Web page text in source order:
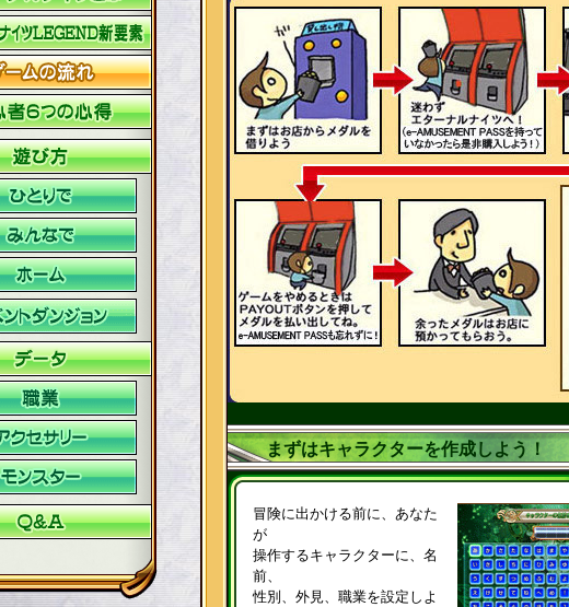
まずはキャラクターを作成しよう！
冒険に出かける前に、あなた
が
操作するキャラクターに、名
前、
性別、外見、職業を設定しよ